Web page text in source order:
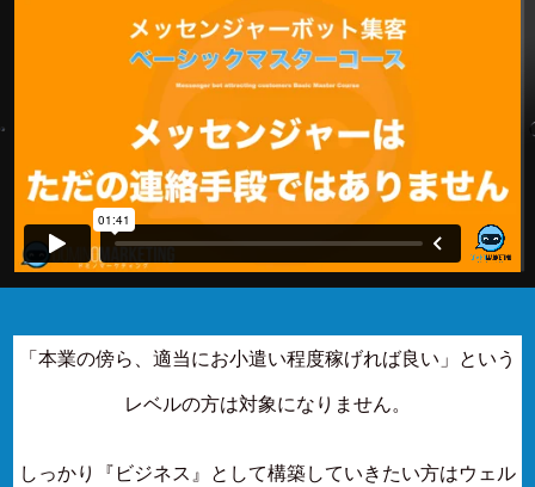
「本業の傍ら、適当にお小遣い程度稼げれば良い」という
レベルの方は対象になりません。
しっかり『ビジネス』として構築していきたい方はウェル